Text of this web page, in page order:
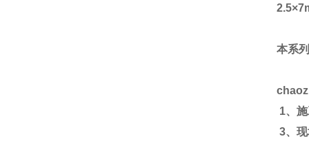
2.5×
本系
1、
3、